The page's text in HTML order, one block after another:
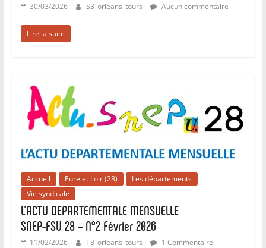
30/03/2026 S3_orleans_tours Aucun commentaire
Lire la suite
Accueil Eure et Loir (28)
Les départements
Vie syndicale
L’ACTU DEPARTEMENTALE MENSUELLE
SNEP-FSU 28 – N°2 Février 2026
11/02/2026 T3_orleans_tours 1 Commentaire